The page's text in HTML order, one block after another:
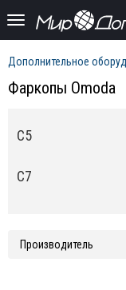
Дополнительное
Фаркопы Omoda
C5
C7